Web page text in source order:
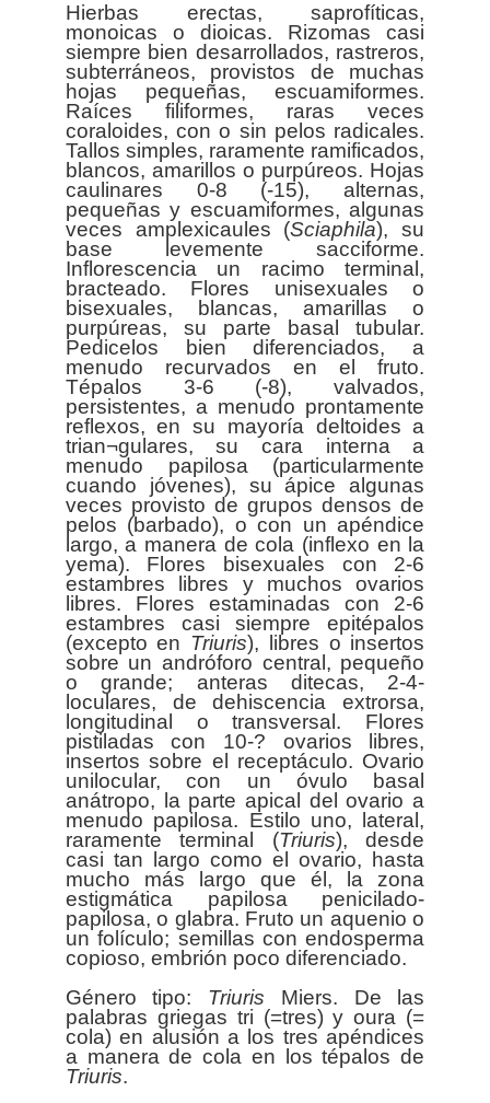
Hierbas erectas, saprofíticas,
monoicas o dioicas. Rizomas casi
siempre bien desarrollados, rastreros,
subterráneos, provistos de muchas
hojas pequeñas, escuamiformes.
Raíces filiformes, raras veces
coraloides, con o sin pelos radicales.
Tallos simples, raramente ramificados,
blancos, amarillos o purpúreos. Hojas
caulinares 0-8 (-15), alternas,
pequeñas y escuamiformes, algunas
veces amplexicaules (Sciaphila), su
base levemente sacciforme.
Inflorescencia un racimo terminal,
bracteado. Flores unisexuales o
bisexuales, blancas, amarillas o
purpúreas, su parte basal tubular.
Pedicelos bien diferenciados, a
menudo recurvados en el fruto.
Tépalos 3-6 (-8), valvados,
persistentes, a menudo prontamente
reflexos, en su mayoría deltoides a
trian¬gulares, su cara interna a
menudo papilosa (particularmente
cuando jóvenes), su ápice algunas
veces provisto de grupos densos de
pelos (barbado), o con un apéndice
largo, a manera de cola (inflexo en la
yema). Flores bisexuales con 2-6
estambres libres y muchos ovarios
libres. Flores estaminadas con 2-6
estambres casi siempre epitépalos
(excepto en Triuris), libres o insertos
sobre un andróforo central, pequeño
o grande; anteras ditecas, 2-4-
loculares, de dehiscencia extrorsa,
longitudinal o transversal. Flores
pistiladas con 10-? ovarios libres,
insertos sobre el receptáculo. Ovario
unilocular, con un óvulo basal
anátropo, la parte apical del ovario a
menudo papilosa. Estilo uno, lateral,
raramente terminal (Triuris), desde
casi tan largo como el ovario, hasta
mucho más largo que él, la zona
estigmática papilosa penicilado-
papilosa, o glabra. Fruto un aquenio o
un folículo; semillas con endosperma
copioso, embrión poco diferenciado.
Género tipo: Triuris Miers. De las
palabras griegas tri (=tres) y oura (=
cola) en alusión a los tres apéndices
a manera de cola en los tépalos de
Triuris.